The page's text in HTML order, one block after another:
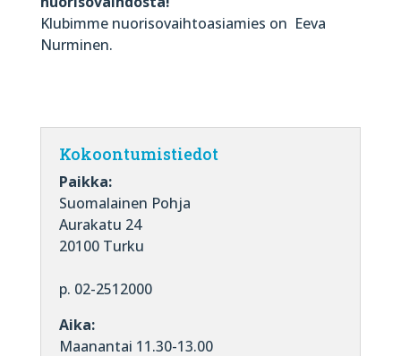
Klubimme nuorisovaihtoasiamies on Eeva
Nurminen.
Kokoontumistiedot
Paikka:
Suomalainen Pohja
Aurakatu 24
20100 Turku
p. 02-2512000
Aika:
Maanantai 11.30-13.00